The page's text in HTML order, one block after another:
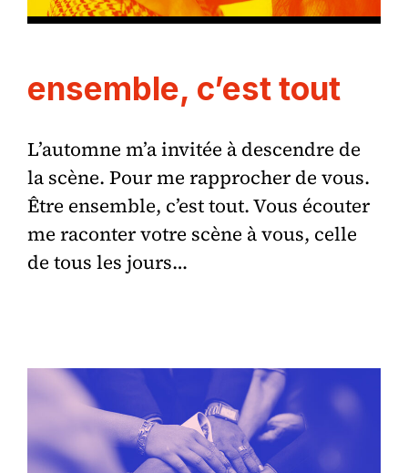
ensemble, c’est tout
L’automne m’a invitée à descendre de
la scène. Pour me rapprocher de vous.
Être ensemble, c’est tout. Vous écouter
me raconter votre scène à vous, celle
de tous les jours…